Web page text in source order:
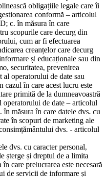
obligațiile legale care îi
conformă – articolul
c. în măsura în care
scopurile care decurg din
cum ar fi efectuarea
creanțelor care decurg
și educaționale sau din
securitatea, prevenirea
operatorului de date sau
cazul în care acest lucru este
primită de la dumneavoastră
de date – articolul
măsura în care datele dvs. cu
în scopuri de marketing ale
dvs. - articolul
dvs. cu caracter personal,
șterge și dreptul de a limita
care prelucrarea este necesară
de servicii de informare și